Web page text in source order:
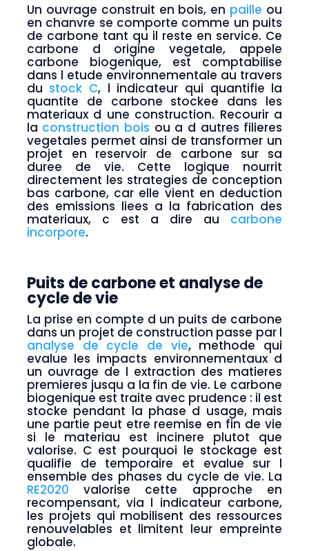
Un ouvrage construit en bois, en paille ou
en chanvre se comporte comme un puits
de carbone tant qu il reste en service. Ce
carbone d origine vegetale, appele
carbone biogenique, est comptabilise
dans l etude environnementale au travers
du stock C, l indicateur qui quantifie la
quantite de carbone stockee dans les
materiaux d une construction. Recourir a
la construction bois ou a d autres filieres
vegetales permet ainsi de transformer un
projet en reservoir de carbone sur sa
duree de vie. Cette logique nourrit
directement les strategies de conception
bas carbone, car elle vient en deduction
des emissions liees a la fabrication des
materiaux, c est a dire au carbone
incorpore.
Puits de carbone et analyse de
cycle de vie
La prise en compte d un puits de carbone
dans un projet de construction passe par l
analyse de cycle de vie, methode qui
evalue les impacts environnementaux d
un ouvrage de l extraction des matieres
premieres jusqu a la fin de vie. Le carbone
biogenique est traite avec prudence : il est
stocke pendant la phase d usage, mais
une partie peut etre reemise en fin de vie
si le materiau est incinere plutot que
valorise. C est pourquoi le stockage est
qualifie de temporaire et evalue sur l
ensemble des phases du cycle de vie. La
RE2020 valorise cette approche en
recompensant, via l indicateur carbone,
les projets qui mobilisent des ressources
renouvelables et limitent leur empreinte
globale.